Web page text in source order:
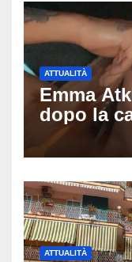
ATTUALITÀ
Emma
dopo la
piano: la
minuti
ATTUALITÀ